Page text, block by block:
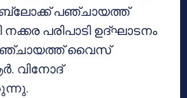
ബ്ലോക്ക് പഞ്ചായത്ത്
പരിപാടി ഉദ്ഘാടനം
വൈസ്
വിനോദ്